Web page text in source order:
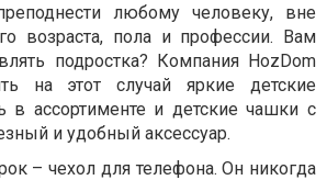
любому человеку, вне
возраста, пола и профессии. Вам
подростка? Компания HozDom
на этот случай яркие детские
в ассортименте и детские чашки с
и удобный аксессуар.
– чехол для телефона. Он никогда